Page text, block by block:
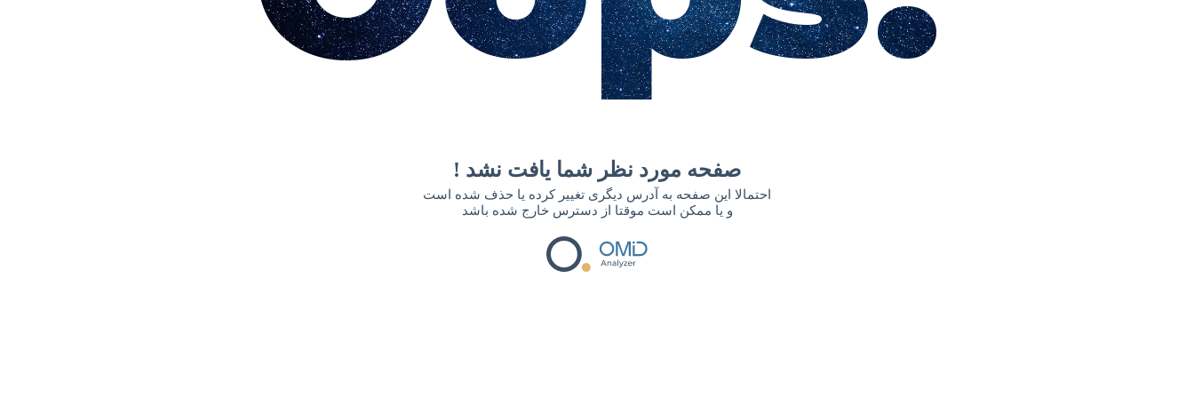
! صفحه مورد نظر شما یافت نشد
احتمالا این صفحه به آدرس دیگری تغییر کرده یا حذف شده است
و یا ممکن است موقتا از دسترس خارج شده باشد